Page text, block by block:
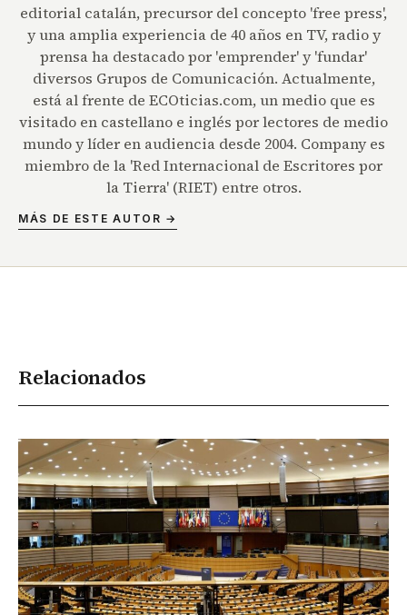
editorial catalán, precursor del concepto 'free press',
y una amplia experiencia de 40 años en TV, radio y
prensa ha destacado por 'emprender' y 'fundar'
diversos Grupos de Comunicación. Actualmente,
está al frente de ECOticias.com, un medio que es
visitado en castellano e inglés por lectores de medio
mundo y líder en audiencia desde 2004. Company es
miembro de la 'Red Internacional de Escritores por
la Tierra' (RIET) entre otros.
MÁS DE ESTE AUTOR →
Relacionados